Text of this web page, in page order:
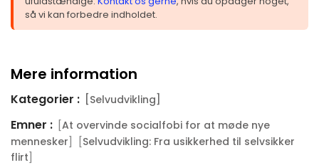
så vi kan forbedre indholdet.
Mere information
Kategorier : [Selvudvikling]
Emner : [At overvinde socialfobi for at møde nye
mennesker] [Selvudvikling: Fra usikkerhed til selvsikker
flirt]